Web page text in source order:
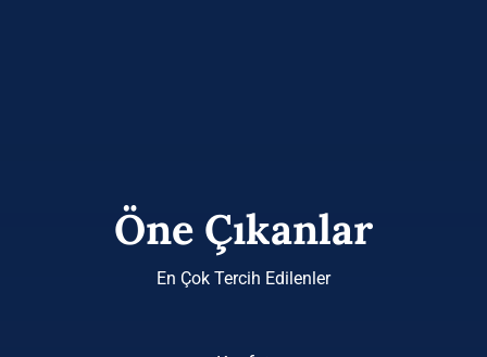
Öne Çıkanlar
En Çok Tercih Edilenler